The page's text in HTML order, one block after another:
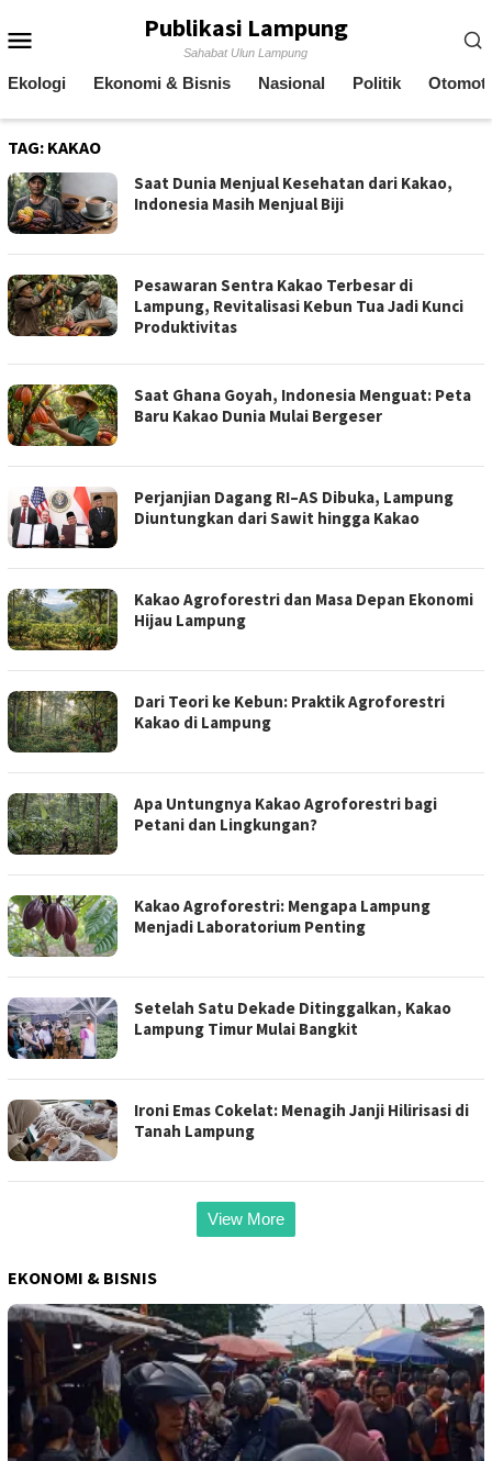
to
Publikasi Lampung
Sahabat Ulun Lampung
Ekologi Ekonomi & Bisnis Nasional Politik
TAG: KAKAO
Saat Dunia Menjual Kesehatan dari Kakao,
Indonesia Masih Menjual Biji
Pesawaran Sentra Kakao Terbesar di
Lampung, Revitalisasi Kebun Tua Jadi Kunci
Produktivitas
Saat Ghana Goyah, Indonesia Menguat: Peta
Baru Kakao Dunia Mulai Bergeser
Perjanjian Dagang RI–AS Dibuka, Lampung
Diuntungkan dari Sawit hingga Kakao
Kakao Agroforestri dan Masa Depan Ekonomi
Hijau Lampung
Dari Teori ke Kebun: Praktik Agroforestri
Kakao di Lampung
Apa Untungnya Kakao Agroforestri bagi
Petani dan Lingkungan?
Kakao Agroforestri: Mengapa Lampung
Menjadi Laboratorium Penting
Setelah Satu Dekade Ditinggalkan, Kakao
Lampung Timur Mulai Bangkit
Ironi Emas Cokelat: Menagih Janji Hilirisasi di
Tanah Lampung
View More
EKONOMI & BISNIS